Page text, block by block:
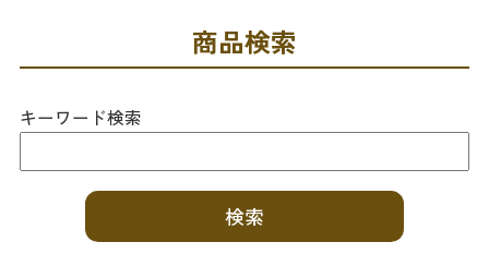
商品検索
キーワード検索